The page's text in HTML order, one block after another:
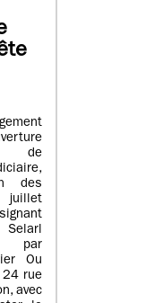
de
des
juillet
par
Ou
24 rue
avec